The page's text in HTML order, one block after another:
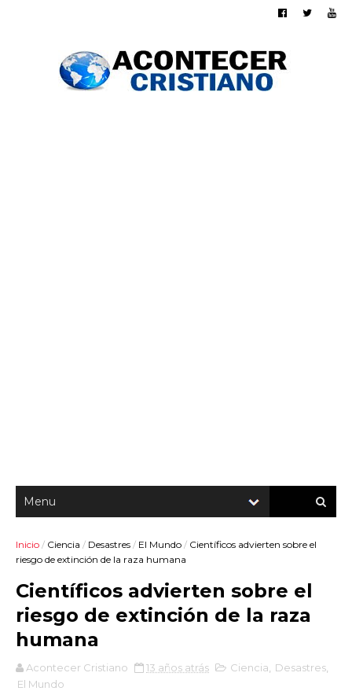
Inicio / Ciencia / Desastres / El Mundo / Científicos advierten sobre el
riesgo de extinción de la raza humana
Científicos advierten sobre el
riesgo de extinción de la raza
humana
Acontecer Cristiano 13 años atrás Ciencia Desastres
El Mundo